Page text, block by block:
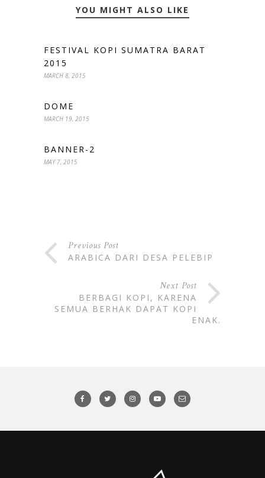
YOU MIGHT ALSO LIKE
FESTIVAL KOPI SUMATRA BARAT
2015
MARCH 8, 2015
DOME
MARCH 19, 2015
BANNER-2
MAY 7, 2015
Previous Post
ARABICA DARI DESA PELEBIP
Next Post
BERBAGI KOPI, KARENA
SEMUA BERHAK DAPAT KOPI
ENAK.